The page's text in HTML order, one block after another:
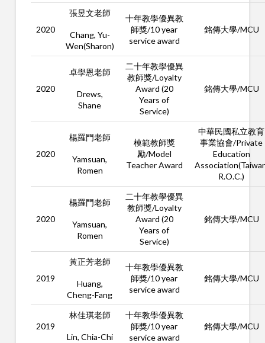
2020
張昱文老師
Chang, Yu-
Wen(Sharon)
十年教學優異教
師獎/10 year
service award
銘傳大學/MCU
2020
卓學恩老師
Drews,
Shane
二十年教學優異
教師獎/Loyalty
Award (20
Years of
Service)
銘傳大學/MCU
2020
楊羅門老師
Yamsuan,
Romen
模範教師獎
勵/Model
Teacher Award
中華民國私立教育
事業協會/Private
Education
R.O.C.)
2020
楊羅門老師
Yamsuan,
Romen
二十年教學優異
教師獎/Loyalty
Award (20
Years of
Service)
銘傳大學/MCU
2019
黃正芳老師
Huang,
Cheng-Fang
十年教學優異教
師獎/10 year
service award
銘傳大學/MCU
2019
林佳琪老師
Lin, Chia-Chi
十年教學優異教
師獎/10 year
service award
銘傳大學/MCU